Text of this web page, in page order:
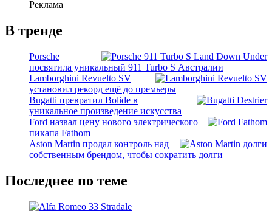
Реклама
В тренде
Porsche
посвятила уникальный 911 Turbo S Австралии
Lamborghini Revuelto SV
установил рекорд ещё до премьеры
Bugatti превратил Bolide в
уникальное произведение искусства
Ford назвал цену нового электрического
пикапа Fathom
Aston Martin продал контроль над
собственным брендом, чтобы сократить долги
Последнее по теме